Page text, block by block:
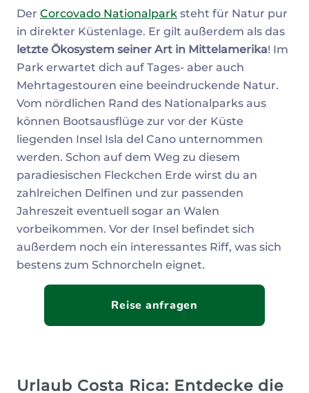
Der Corcovado Nationalpark steht für Natur pur
in direkter Küstenlage. Er gilt außerdem als das
letzte Ökosystem seiner Art in Mittelamerika! Im
Park erwartet dich auf Tages- aber auch
Mehrtagestouren eine beeindruckende Natur.
Vom nördlichen Rand des Nationalparks aus
können Bootsausflüge zur vor der Küste
liegenden Insel Isla del Cano unternommen
werden. Schon auf dem Weg zu diesem
paradiesischen Fleckchen Erde wirst du an
zahlreichen Delfinen und zur passenden
Jahreszeit eventuell sogar an Walen
vorbeikommen. Vor der Insel befindet sich
außerdem noch ein interessantes Riff, was sich
bestens zum Schnorcheln eignet.
Reise anfragen
Urlaub Costa Rica: Entdecke die